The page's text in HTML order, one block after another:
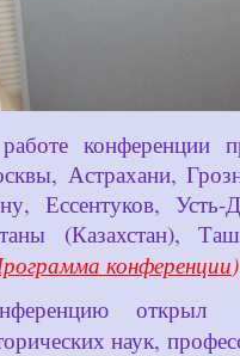
конференции
Астрахани,
Ессентуков,
(Казахстан),
конференции)
наук,